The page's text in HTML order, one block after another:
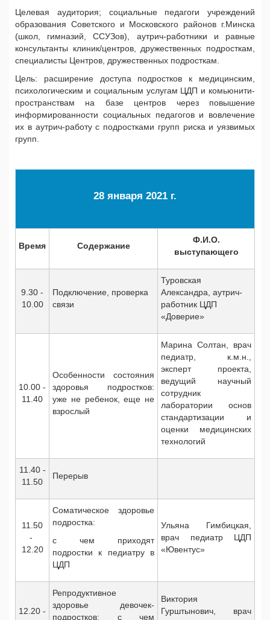
Целевая аудитория; социальные педагоги учреждений
образования Советского и Московского районов г.Минска
(школ, гимназий, ССУЗов), аутрич-работники и равные
консультанты клиник/центров, дружественных подросткам,
специалисты Центров, дружественных подросткам.
Цель: расширение доступа подростков к медицинским,
психологическим и социальным услугам ЦДП и комьюнити-
пространствам на базе центров через повышение
информированности социальных педагогов и вовлечение
их в аутрич-работу с подростками групп риска и уязвимых
групп.
28 января 2021 г.
Время Содержание
Ф.И.О.
выступающего
9.30 -
10.00
Подключение, проверка
связи
Туровская
Александра, аутрич-
работник ЦДП
«Доверие»
10.00 -
11.40
Особенности состояния
здоровья подростков:
уже не ребенок, еще не
взрослый
Марина Солтан, врач
педиатр, к.м.н.,
эксперт проекта,
ведущий научный
сотрудник
лаборатории основ
стандартизации и
оценки медицинских
технологий
11.40 -
11.50
Перерыв
11.50
-
12.20
Соматическое здоровье
подростка:
с чем приходят
подростки к педиатру в
ЦДП
Ульяна Гимбицкая,
врач педиатр ЦДП
«Ювентус»
12.20 -
Репродуктивное
здоровье девочек-
подростков: с чем
Виктория
Гурштынович, врач